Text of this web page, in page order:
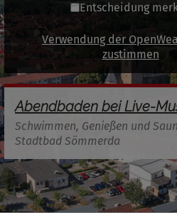
Entscheidung
Verwendung der
zustimmen
Abendbaden bei Live-
Schwimmen, Genießen und
Stadtbad Sömmerda